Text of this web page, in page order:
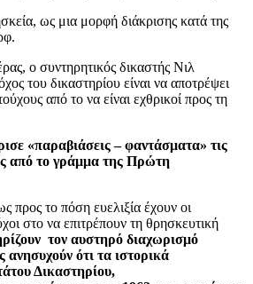
ως μια μορφή διάκρισης κατά της
ο συντηρητικός δικαστής Νιλ
του δικαστηρίου είναι να αποτρέψει
από το να είναι εχθρικοί προς τη
«παραβιάσεις – φαντάσματα» τις
από το γράμμα της Πρώτη
προς το πόση ευελιξία έχουν οι
στο να επιτρέπουν τη θρησκευτική
τον αυστηρό διαχωρισμό
ανησυχούν ότι τα ιστορικά
Δικαστηρίου,